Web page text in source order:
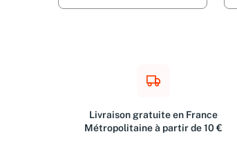
Livraison gratuite en France
Métropolitaine à partir de 10 €